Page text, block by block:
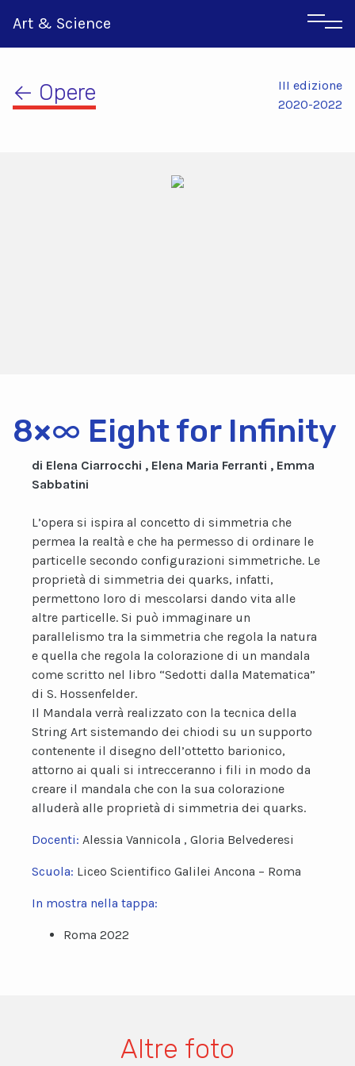
Art & Science
← Opere
III edizione
2020-2022
8×∞ Eight for Infinity
di Elena Ciarrocchi , Elena Maria Ferranti , Emma
Sabbatini
L’opera si ispira al concetto di simmetria che
permea la realtà e che ha permesso di ordinare le
particelle secondo configurazioni simmetriche. Le
proprietà di simmetria dei quarks, infatti,
permettono loro di mescolarsi dando vita alle
altre particelle. Si può immaginare un
parallelismo tra la simmetria che regola la natura
e quella che regola la colorazione di un mandala
come scritto nel libro “Sedotti dalla Matematica”
di S. Hossenfelder.
Il Mandala verrà realizzato con la tecnica della
String Art sistemando dei chiodi su un supporto
contenente il disegno dell’ottetto barionico,
attorno ai quali si intrecceranno i fili in modo da
creare il mandala che con la sua colorazione
alluderà alle proprietà di simmetria dei quarks.
Docenti: Alessia Vannicola , Gloria Belvederesi
Scuola: Liceo Scientifico Galilei Ancona – Roma
In mostra nella tappa:
Roma 2022
Altre foto